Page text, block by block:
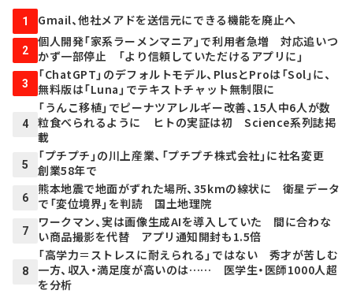
1 Gmail、他社メアドを送信元にできる機能を廃止へ
2
個人開発「家系ラーメンマニア」で利用者急増 対応追いつ
かず一部停止 「より信頼していただけるアプリに」
3
「ChatGPT」のデフォルトモデル、PlusとProは「Sol」に、
無料版は「Luna」でテキストチャット無制限に
4
「うんこ移植」でピーナツアレルギー改善、15人中6人が数
粒食べられるように ヒトの実証は初 Science系列誌掲
載
5
「プチプチ」の川上産業、「プチプチ株式会社」に社名変更
創業58年で
6
熊本地震で地面がずれた場所、35kmの線状に 衛星データ
で「変位境界」を判読 国土地理院
7
ワークマン、実は画像生成AIを導入していた 間に合わな
い商品撮影を代替 アプリ通知開封も1.5倍
8
「高学力＝ストレスに耐えられる」ではない 秀才が苦しむ
一方、収入・満足度が高いのは…… 医学生・医師1000人超
を分析